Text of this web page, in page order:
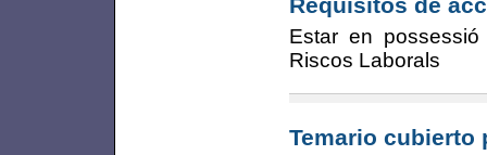
Estar en
Riscos Laborals
Temario cubierto